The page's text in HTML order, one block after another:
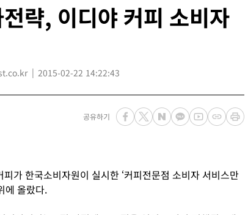
략, 이디야 커피 소비자
2015-02-22 14:22:43
공유하기
가 한국소비자원이 실시한 ‘커피전문점 소비자 서비스만
에 올랐다.